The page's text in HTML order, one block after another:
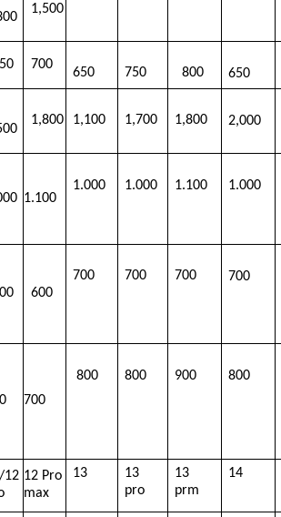
1,500
700
650 750 800 650
1,800 1,100 1,700 1,800 2,000
1.100
1.000 1.000 1.100 1.000
600
700 700 700 700
700
800 800 900 800
12 12 Pro
max
13
13
pro
13
prm
14